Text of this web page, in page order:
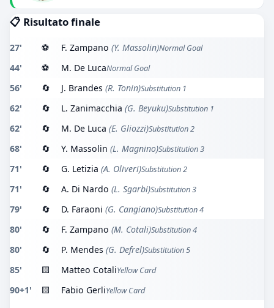
📋 Risultato finale
27' ⚽ F. Zampano (Y. Massolin)Normal Goal
44' ⚽ M. De LucaNormal Goal
56' 🔄 J. Brandes (R. Tonin)Substitution 1
62' 🔄 L. Zanimacchia (G. Beyuku)Substitution 1
62' 🔄 M. De Luca (E. Gliozzi)Substitution 2
68' 🔄 Y. Massolin (L. Magnino)Substitution 3
71' 🔄 G. Letizia (A. Oliveri)Substitution 2
71' 🔄 A. Di Nardo (L. Sgarbi)Substitution 3
79' 🔄 D. Faraoni (G. Cangiano)Substitution 4
80' 🔄 F. Zampano (M. Cotali)Substitution 4
80' 🔄 P. Mendes (G. Defrel)Substitution 5
85' 🟨 Matteo CotaliYellow Card
90+1' 🟨 Fabio GerliYellow Card